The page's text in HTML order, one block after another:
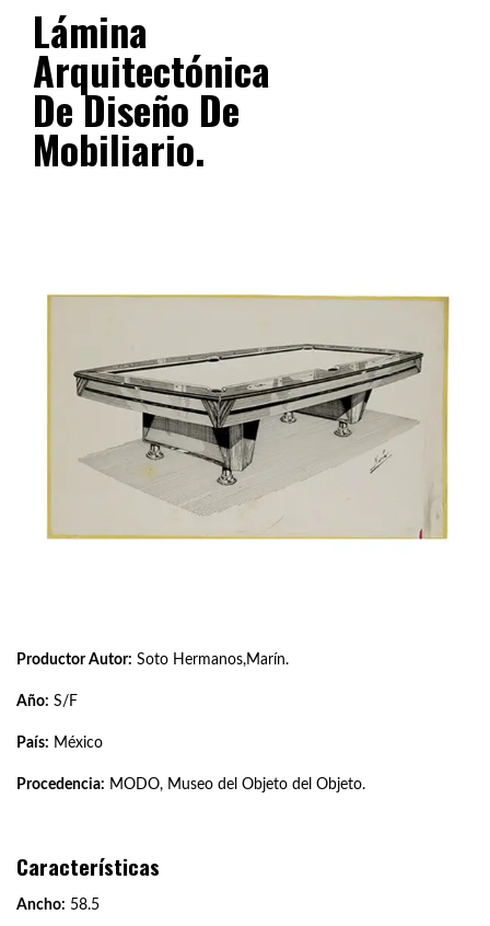
Lámina
Arquitectónica
De Diseño De
Mobiliario.
Productor Autor: Soto Hermanos,Marín.
Año: S/F
País: México
Procedencia: MODO, Museo del Objeto del Objeto.
Características
Ancho: 58.5